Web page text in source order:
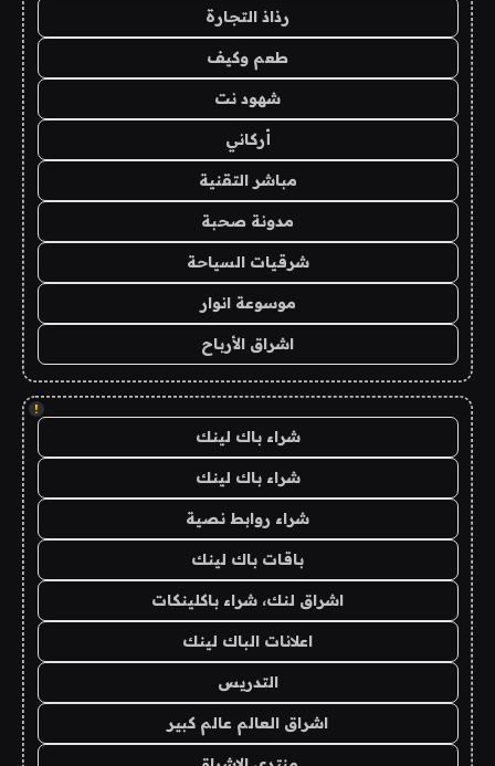
رذاذ التجارة
طعم وكيف
شهود نت
أركاني
مباشر التقنية
مدونة صحبة
شرقيات السياحة
موسوعة انوار
اشراق الأرباح
!
شراء باك لينك
شراء باك لينك
شراء روابط نصية
باقات باك لينك
اشراق لنك، شراء باكلينكات
اعلانات الباك لينك
التدريس
اشراق العالم عالم كبير